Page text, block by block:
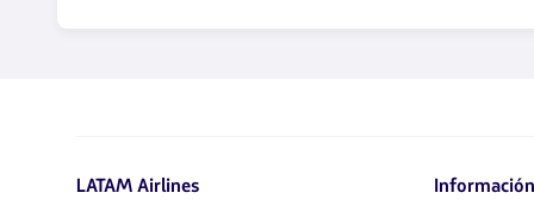
flechas
LATAM Airlines